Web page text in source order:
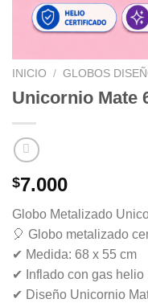
INICIO / GLOBOS
Unicornio Mate
$7.000
Globo Metalizado
🎈 Globo metalizado
✔ Medida: 68 x 55 cm
✔ Inflado con gas helio
✔ Diseño Unicornio